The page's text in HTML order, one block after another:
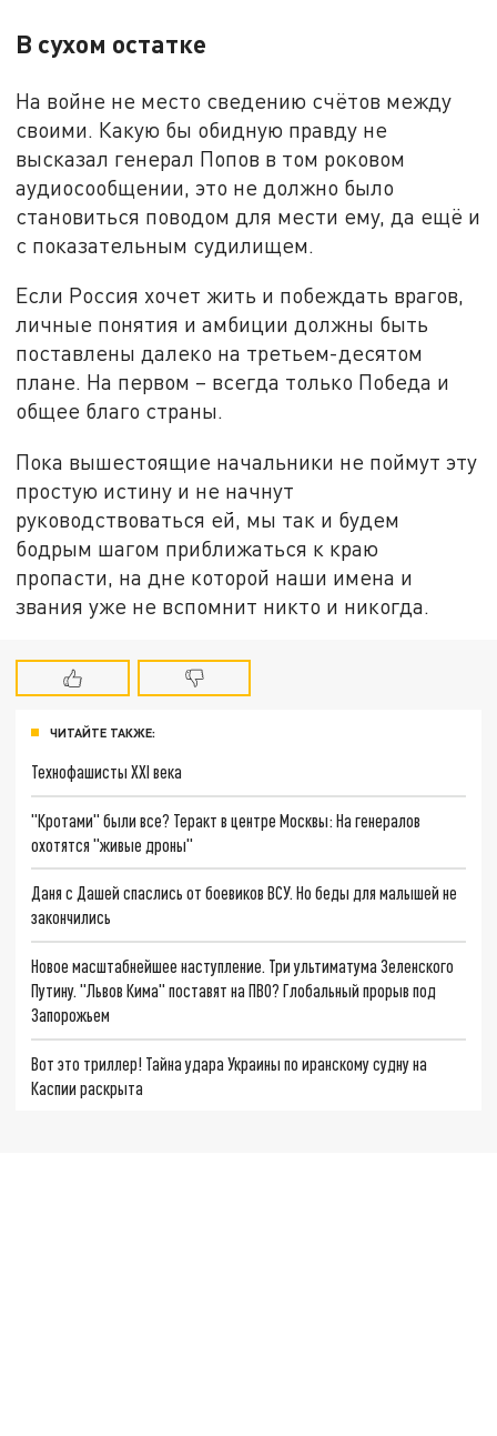
В сухом остатке
На войне не место сведению счётов между
своими. Какую бы обидную правду не
высказал генерал Попов в том роковом
аудиосообщении, это не должно было
становиться поводом для мести ему, да ещё и
с показательным судилищем.
Если Россия хочет жить и побеждать врагов,
личные понятия и амбиции должны быть
поставлены далеко на третьем-десятом
плане. На первом – всегда только Победа и
общее благо страны.
Пока вышестоящие начальники не поймут эту
простую истину и не начнут
руководствоваться ей, мы так и будем
бодрым шагом приближаться к краю
пропасти, на дне которой наши имена и
звания уже не вспомнит никто и никогда.
ЧИТАЙТЕ ТАКЖЕ:
Технофашисты XXI века
"Кротами" были все? Теракт в центре Москвы: На генералов
охотятся "живые дроны"
Даня с Дашей спаслись от боевиков ВСУ. Но беды для малышей не
закончились
Новое масштабнейшее наступление. Три ультиматума Зеленского
Путину. "Львов Кима" поставят на ПВО? Глобальный прорыв под
Запорожьем
Вот это триллер! Тайна удара Украины по иранскому судну на
Каспии раскрыта